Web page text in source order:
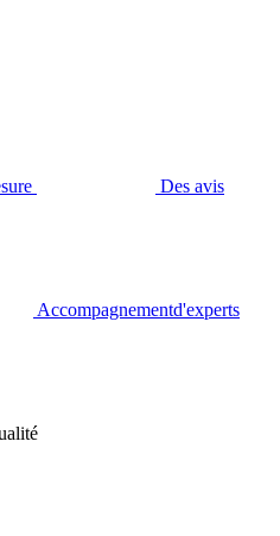
Des avis
Accompagnementd'experts